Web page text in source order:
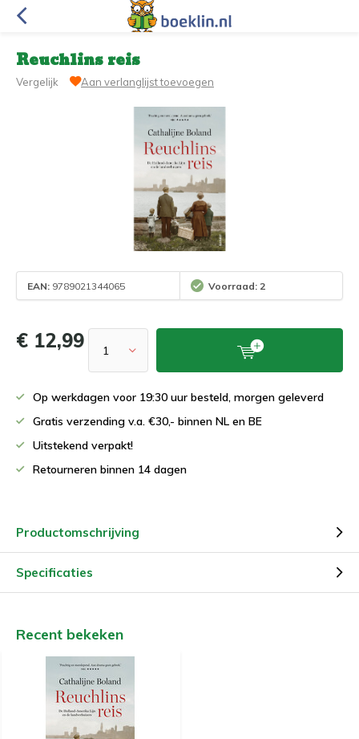
Reuchlins reis
Vergelijk Aan verlanglijst toevoegen
EAN: 9789021344065 Voorraad: 2
€ 12,99
Op werkdagen voor 19:30 uur besteld, morgen geleverd
Gratis verzending v.a. €30,- binnen NL en BE
Uitstekend verpakt!
Retourneren binnen 14 dagen
Productomschrijving
Specificaties
Recent bekeken